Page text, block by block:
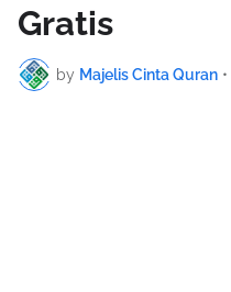
Gratis
by Majelis Cinta Quran •